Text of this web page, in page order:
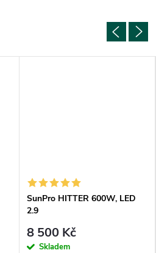
SunPro HITTER 600W, LED
2.9
8 500 Kč
Skladem